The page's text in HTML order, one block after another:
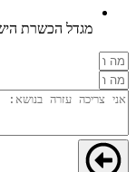
מגדל הכשרת